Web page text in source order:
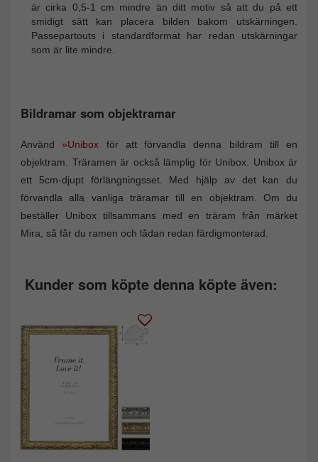
är cirka 0,5-1 cm mindre än ditt motiv så att du på ett
smidigt sätt kan placera bilden bakom utskärningen.
Passepartouts i standardformat har redan utskärningar
som är lite mindre.
Bildramar som objektramar
Använd »Unibox för att förvandla denna bildram till en
objektram. Träramen är också lämplig för Unibox. Unibox är
ett 5cm-djupt förlängningsset. Med hjälp av det kan du
förvandla alla vanliga träramar till en objektram. Om du
beställer Unibox tillsammans med en träram från märket
Mira, så får du ramen och lådan redan färdigmonterad.
Kunder som köpte denna köpte även: